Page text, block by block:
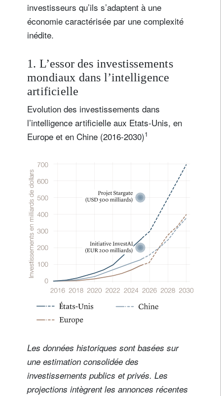
investisseurs qu’ils s’adaptent à une
économie caractérisée par une complexité
inédite.
1. L’essor des investissements
mondiaux dans l’intelligence
artificielle
Evolution des investissements dans
l’intelligence artificielle aux Etats-Unis, en
Europe et en Chine (2016-2030)1
Les données historiques sont basées sur
une estimation consolidée des
investissements publics et privés. Les
projections intègrent les annonces récentes